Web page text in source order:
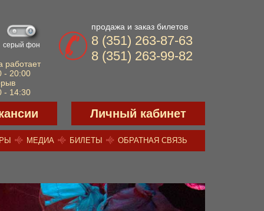
серый фон
работает
- 20:00
- 14:30
продажа и заказ билетов
8 (351) 263-87-63
8 (351) 263-99-82
Личный кабинет
МЕДИА БИЛЕТЫ ОБРАТНАЯ СВЯЗЬ